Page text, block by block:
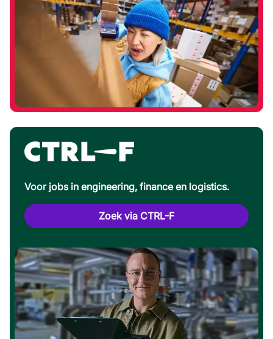
Voor jobs in engineering, finance en logistics.
Zoek via CTRL-F